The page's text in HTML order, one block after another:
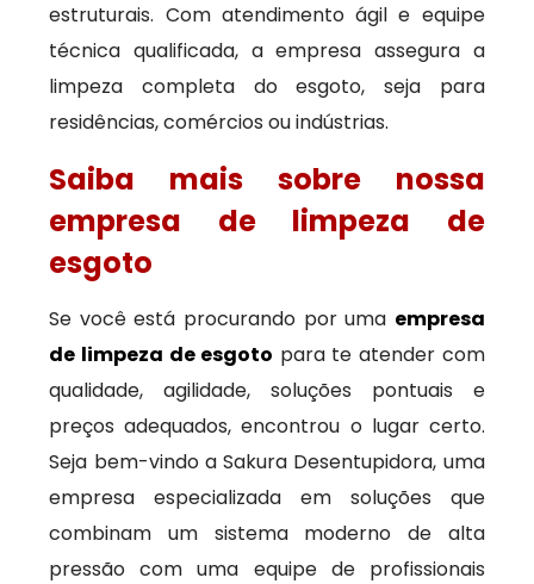
estruturais. Com atendimento ágil e equipe
técnica qualificada, a empresa assegura a
limpeza completa do esgoto, seja para
residências, comércios ou indústrias.
Saiba mais sobre nossa
empresa de limpeza de
esgoto
Se você está procurando por uma empresa
de limpeza de esgoto para te atender com
qualidade, agilidade, soluções pontuais e
preços adequados, encontrou o lugar certo.
Seja bem-vindo a Sakura Desentupidora, uma
empresa especializada em soluções que
combinam um sistema moderno de alta
pressão com uma equipe de profissionais